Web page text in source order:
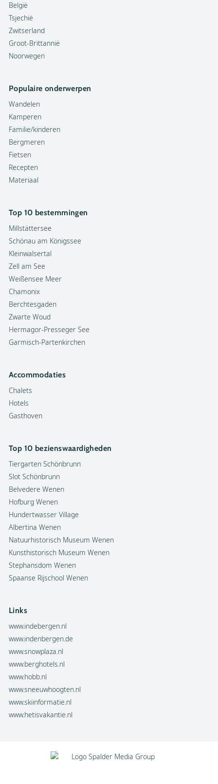
België
Tsjechië
Zwitserland
Groot-Brittannië
Noorwegen
Populaire onderwerpen
Wandelen
Kamperen
Familie/kinderen
Bergmeren
Fietsen
Recepten
Materiaal
Top 10 bestemmingen
Millstättersee
Schönau am Königssee
Kleinwalsertal
Zell am See
Weißensee Meer
Chamonix
Berchtesgaden
Zwarte Woud
Hermagor-Presseger See
Garmisch-Partenkirchen
Accommodaties
Chalets
Hotels
Gasthoven
Top 10 bezienswaardigheden
Tiergarten Schönbrunn
Slot Schönbrunn
Belvedere Wenen
Hofburg Wenen
Hundertwasser Village
Albertina Wenen
Natuurhistorisch Museum Wenen
Kunsthistorisch Museum Wenen
Stephansdom Wenen
Spaanse Rijschool Wenen
Links
www.indebergen.nl
www.indenbergen.de
www.snowplaza.nl
www.berghotels.nl
www.hobb.nl
www.sneeuwhoogten.nl
www.skiinformatie.nl
www.hetisvakantie.nl